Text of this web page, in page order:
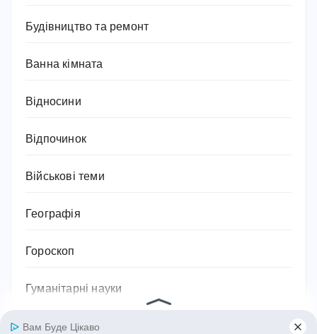
Будівництво та ремонт
Ванна кімната
Відносини
Відпочинок
Військові теми
Географія
Гороскоп
Гуманітарні науки
Дієти та схуднення